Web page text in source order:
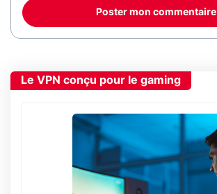
Poster mon commentaire
Le VPN conçu pour le gaming